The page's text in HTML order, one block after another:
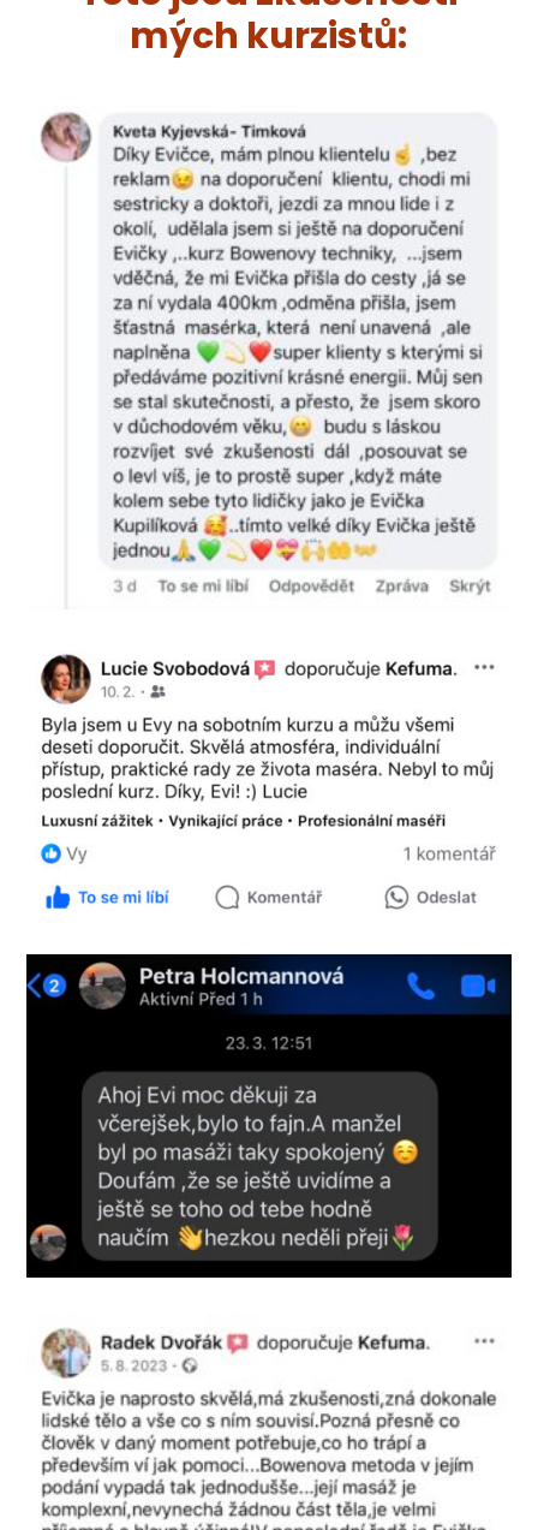
mých kurzistů: